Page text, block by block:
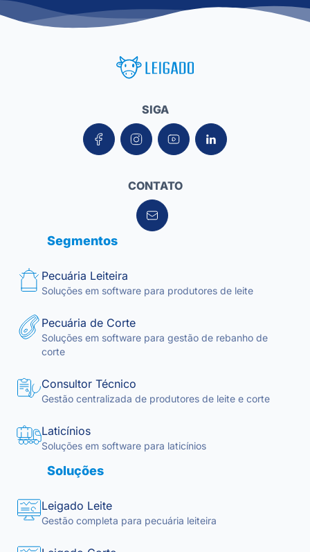
Leigado Tecnologia para Pecuária
SIGA
CONTATO
Segmentos
Pecuária Leiteira
Soluções em software para produtores de leite
Pecuária de Corte
Soluções em software para gestão de rebanho de
corte
Consultor Técnico
Gestão centralizada de produtores de leite e corte
Laticínios
Soluções em software para laticínios
Soluções
Leigado Leite
Gestão completa para pecuária leiteira